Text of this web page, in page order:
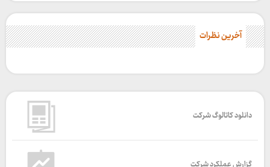
آخرین نظرات
دانلود کاتالوگ شرکت